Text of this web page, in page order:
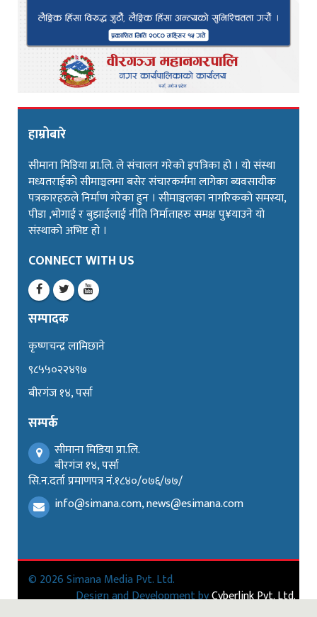
हाम्रोबारे
सीमाना मिडिया प्रा.लि. ले संचालन गरेको इपत्रिका हो । यो संस्था
मध्यतराईको सीमाञ्चलमा बसेर संचारकर्ममा लागेका ब्यवसायीक
पत्रकारहरुले निर्माण गरेका हुन । सीमाञ्चलका नागरिकको समस्या,
पीडा ,भोगाई र बुझाईलाई नीति निर्माताहरु समक्ष पु¥याउने यो
संस्थाको अभिष्ट हो ।
CONNECT WITH US
सम्पादक
कृष्णचन्द्र लामिछाने
९८५५०२२४९७
बीरगंज १४, पर्सा
सम्पर्क
सीमाना मिडिया प्रा.लि.
बीरगंज १४, पर्सा
सि.न.दर्ता प्रमाणपत्र नं.१८४०/०७६/७७/
info@simana.com, news@esimana.com
© 2026 Simana Media Pvt. Ltd.
Design and Development byCyberlink Pvt. Ltd.